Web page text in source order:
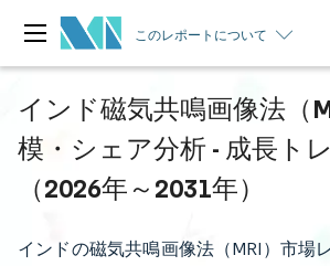
このレポートについて
インド磁気共鳴画像法（
模・シェア分析 - 成長ト
（2026年～2031年）
インドの磁気共鳴画像法（MRI）市場